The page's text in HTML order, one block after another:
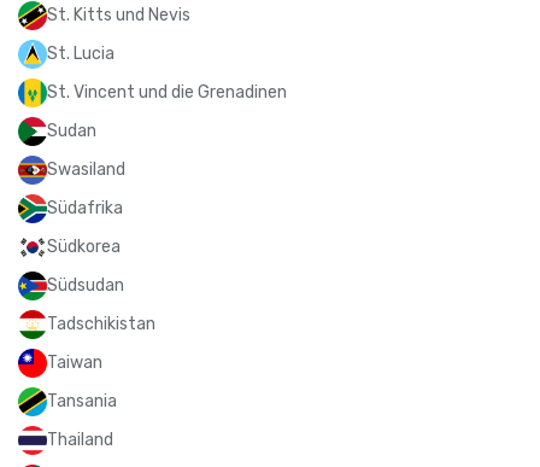
St. Kitts und Nevis
St. Lucia
St. Vincent und die Grenadinen
Sudan
Swasiland
Südafrika
Südkorea
Südsudan
Tadschikistan
Taiwan
Tansania
Thailand